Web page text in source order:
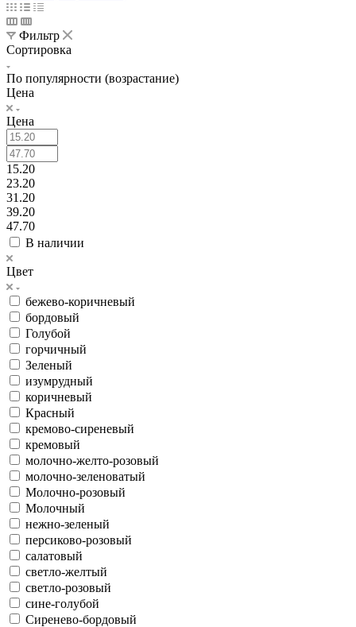
Фильтр
Сортировка
По популярности (возрастание)
Цена
Цена
15.20
23.20
31.20
39.20
47.70
В наличии
Цвет
бежево-коричневый
бордовый
Голубой
горчичный
Зеленый
изумрудный
коричневый
Красный
кремово-сиреневый
кремовый
молочно-желто-розовый
молочно-зеленоватый
Молочно-розовый
Молочный
нежно-зеленый
персиково-розовый
салатовый
светло-желтый
светло-розовый
сине-голубой
Сиренево-бордовый